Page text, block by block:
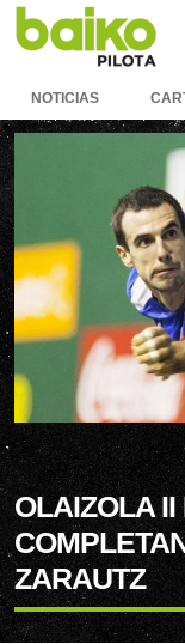
NOTICIAS
OLAIZOLA
ZARAUTZ